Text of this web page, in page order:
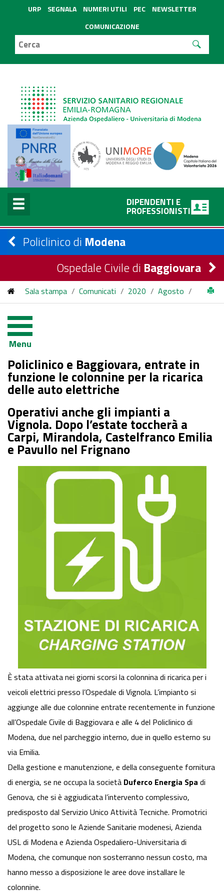
URP SEGNALA NUMERI UTILI PEC
NEWSLETTER
COMUNICAZIONE
DIPENDENTI E
PROFESSIONISTI
Policlinico di Modena
Ospedale Civile di Baggiovara
Sala stampa / Comunicati / 2020 / Agosto /
ricarica delle auto elettriche
Menu
Policlinico e Baggiovara, entrate in
funzione le colonnine per la ricarica
delle auto elettriche
Operativi anche gli impianti a
Vignola. Dopo l’estate toccherà a
Carpi, Mirandola, Castelfranco Emilia
e Pavullo nel Frignano
È stata attivata nei giorni scorsi la colonnina di ricarica per i
veicoli elettrici presso l’Ospedale di Vignola. L’impianto si
aggiunge alle due colonnine entrate recentemente in funzione
all’Ospedale Civile di Baggiovara e alle 4 del Policlinico di
Modena, due nel parcheggio interno, due in quello esterno su
via Emilia.
Della gestione e manutenzione, e della conseguente fornitura
di energia, se ne occupa la società Duferco Energia Spa di
Genova, che si è aggiudicata l’intervento complessivo,
predisposto dal Servizio Unico Attività Tecniche. Promotrici
del progetto sono le Aziende Sanitarie modenesi, Azienda
USL di Modena e Azienda Ospedaliero-Universitaria di
Modena, che comunque non sosterranno nessun costo, ma
hanno messo a disposizione le aree dove installare le
colonnine.